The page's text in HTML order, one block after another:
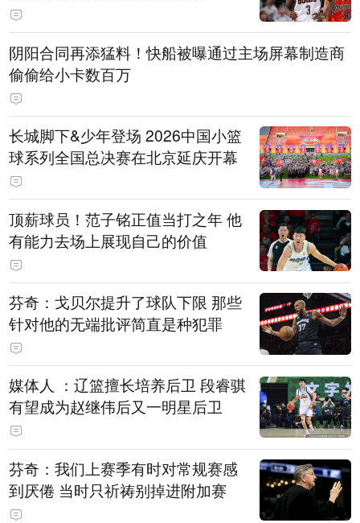
阴阳合同再添猛料！快船被曝通过主场屏幕制造商
偷偷给小卡数百万
长城脚下&少年登场 2026中国小篮
球系列全国总决赛在北京延庆开幕
顶薪球员！范子铭正值当打之年 他
有能力去场上展现自己的价值
芬奇：戈贝尔提升了球队下限 那些
针对他的无端批评简直是种犯罪
媒体人 ：辽篮擅长培养后卫 段睿骐
有望成为赵继伟后又一明星后卫
芬奇：我们上赛季有时对常规赛感
到厌倦 当时只祈祷别掉进附加赛